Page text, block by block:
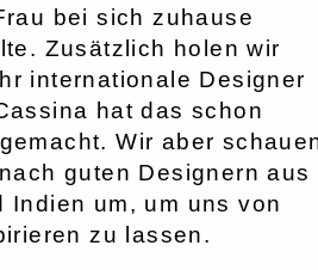
bei sich zuhause
Zusätzlich holen wir
internationale Designer
hat das schon
Wir aber
guten Designern aus
Indien um, um uns von
zu lassen.